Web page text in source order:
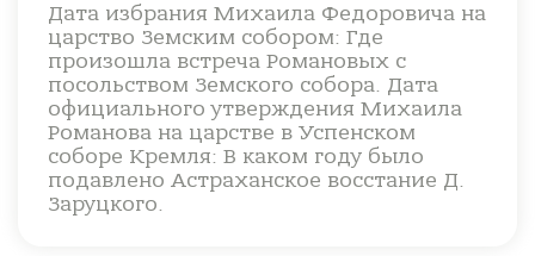
Дата избрания Михаила Федоровича на
царство Земским собором: Где
произошла встреча Романовых с
посольством Земского собора. Дата
официального утверждения Михаила
Романова на царстве в Успенском
соборе Кремля: В каком году было
подавлено Астраханское восстание Д.
Заруцкого.